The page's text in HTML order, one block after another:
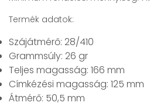
Termék adatok:
Szájátmérő: 28/410
Grammsúly: 26 gr
Teljes magasság: 166 mm
Címkézési magasság: 125 mm
Átmérő: 50,5 mm